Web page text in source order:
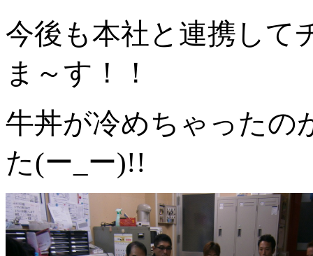
今後も本社と連携して
ま～す！！
牛丼が冷めちゃった
た(ー_ー)!!